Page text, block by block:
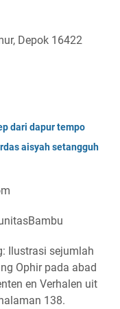
Depok 16422
dari dapur tempo
aisyah setangguh
Ilustrasi sejumlah
Ophir pada abad
en Verhalen uit
138.